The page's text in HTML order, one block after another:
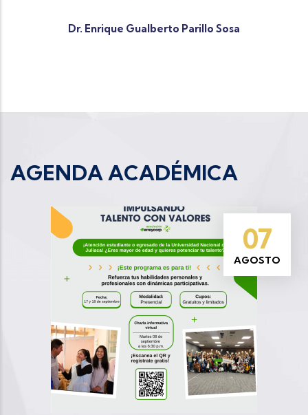
Dr. Enrique Gualberto Parillo Sosa
AGENDA ACADÉMICA
07
AGOSTO